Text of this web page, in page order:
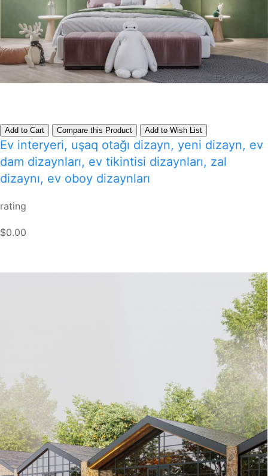
Add to Cart Compare this Product Add to Wish List
Ev interyeri, uşaq otağı dizayn, yeni dizayn, ev
dam dizaynları, ev tikintisi dizaynları, zal
dizaynı, ev oboy dizaynları
rating
$0.00